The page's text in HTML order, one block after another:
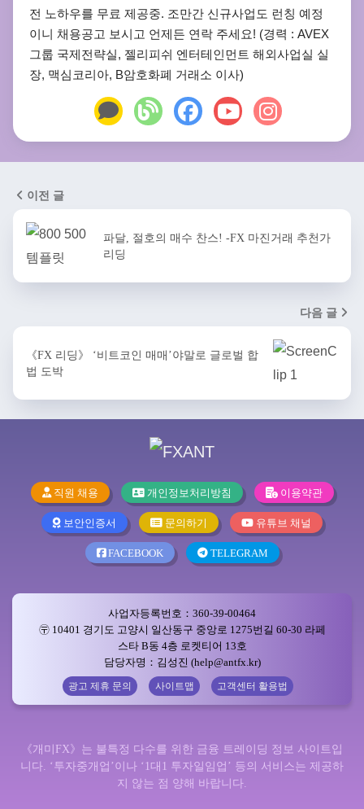
전 노하우를 무료 제공중. 조만간 신규사업도 런칭 예정
이니 채용공고 보시고 언제든 연락 주세요! (경력 : AVEX
그룹 국제전략실, 젤리피쉬 엔터테인먼트 해외사업실 실
장, 맥심코리아, B암호화폐 거래소 이사)
이전 글
파달, 절호의 매수 찬스! -FX 마진거래 추천가
리딩
다음 글
《FX 리딩》 ‘비트코인 매매’야말로 글로벌 합
법 도박
직원 채용 개인정보처리방침 이용약관
보안인증서 문의하기 유튜브 채널
FACEBOOK TELEGRAM
사업자등록번호：360-39-00464
〶 10401 경기도 고양시 일산동구 중앙로 1275번길 60-30 라페
스타 B동 4층 로켓티어 13호
담당자명：김성진 (help@antfx.kr)
광고 제휴 문의 사이트맵 고객센터 활용법
《개미FX》는 불특정 다수를 위한 금융 트레이딩 정보 사이트입
니다. ‘투자중개업’이나 ‘1대1 투자일임업’ 등의 서비스는 제공하
지 않는 점 양해 바랍니다.